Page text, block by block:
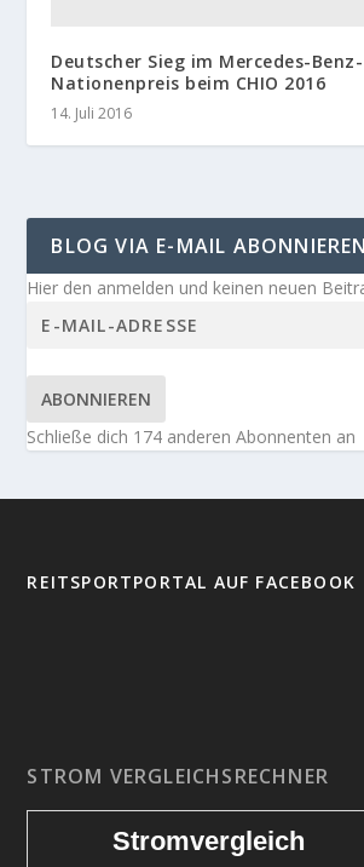
Deutscher Sieg im Mercedes-Benz-
Nationenpreis beim CHIO 2016
14. Juli 2016
BLOG VIA E-MAIL ABONNIEREN
Hier den anmelden und keinen neuen
ABONNIEREN
Schließe dich 174 anderen Abonnenten an
REITSPORTPORTAL AUF FACEBOOK
STROM VERGLEICHSRECHNER
Stromvergleich